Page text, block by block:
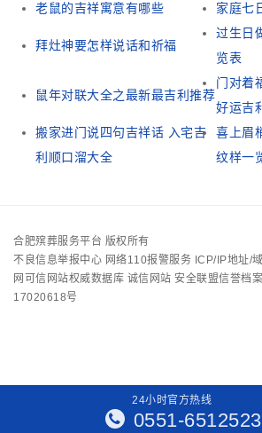
老鼠的吉祥寓意有哪些 家庭七
拜灶神要怎样说话和祈福
过生日
览表
鼠年对联大全之最新最吉利推荐
门对着
好运吉
搬家进门说四句吉祥话 入宅吉
利顺口溜大全
喜上眉
纹样一
合肥殡葬服务平台 版权所有
不良信息举报中心 网络110报警服务 ICP/IP地址/
网可信网站权威数据库 诚信网站 安全联盟信誉档
17020618号
24小时官方热线
0551-